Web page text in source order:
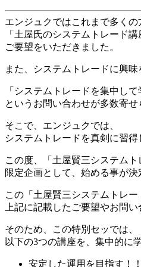
エンジュクではこれまで多くの
「土屋氏のシステムトレード
ご要望をいただきました。
また、システムトレードに興
「システムトレードを集中し
というお問い合わせが多数寄せ
そこで、エンジュクでは、
システムトレードを真剣に習得
この度、「土屋賢三システム
限定企画として、始める事が決
この「土屋賢三システムトレー
上記に記載したご要望やお問
そのため、この特別セッでは、
以下の3つの講座を、集中的に
安定した運用を目指す！